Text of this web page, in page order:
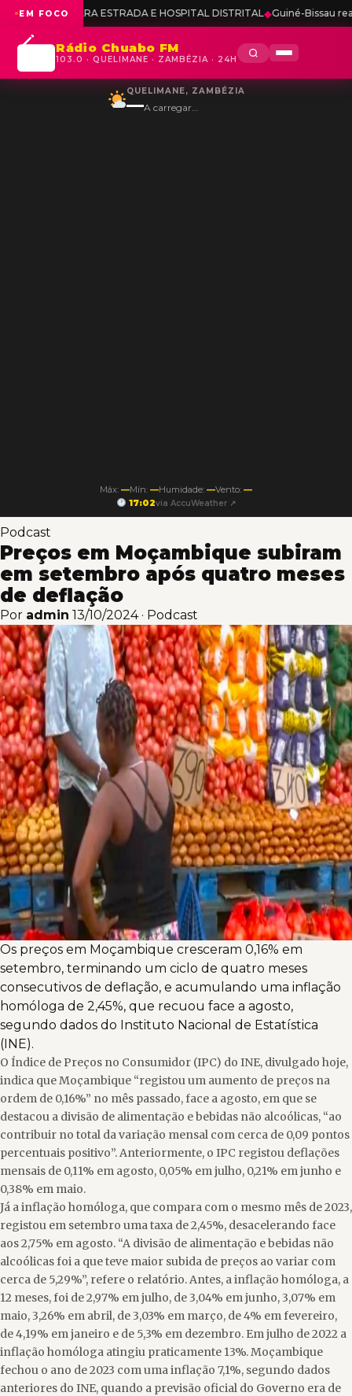
EM FOCOE HOSPITAL DISTRITAL ◆Guiné-Bissau reafirma apoio firme e
Rádio Chuabo FM
103.0 · QUELIMANE · ZAMBÉZIA · 24H
QUELIMANE, ZAMBÉZIA
—A carregar...
Máx: —Mín: —Humidade: —Vento: —
17:02via AccuWeather ↗
Podcast
Preços em Moçambique subiram
em setembro após quatro meses
de deflação
Por admin 13/10/2024 · Podcast
Os preços em Moçambique cresceram 0,16% em
setembro, terminando um ciclo de quatro meses
consecutivos de deflação, e acumulando uma inflação
homóloga de 2,45%, que recuou face a agosto,
segundo dados do Instituto Nacional de Estatística
(INE).
O Índice de Preços no Consumidor (IPC) do INE, divulgado hoje,
indica que Moçambique “registou um aumento de preços na
ordem de 0,16%” no mês passado, face a agosto, em que se
destacou a divisão de alimentação e bebidas não alcoólicas, “ao
contribuir no total da variação mensal com cerca de 0,09 pontos
percentuais positivo”. Anteriormente, o IPC registou deflações
mensais de 0,11% em agosto, 0,05% em julho, 0,21% em junho e
0,38% em maio.
Já a inflação homóloga, que compara com o mesmo mês de 2023,
registou em setembro uma taxa de 2,45%, desacelerando face
aos 2,75% em agosto. “A divisão de alimentação e bebidas não
alcoólicas foi a que teve maior subida de preços ao variar com
cerca de 5,29%”, refere o relatório. Antes, a inflação homóloga, a
12 meses, foi de 2,97% em julho, de 3,04% em junho, 3,07% em
maio, 3,26% em abril, de 3,03% em março, de 4% em fevereiro,
de 4,19% em janeiro e de 5,3% em dezembro. Em julho de 2022 a
inflação homóloga atingiu praticamente 13%. Moçambique
fechou o ano de 2023 com uma inflação 7,1%, segundo dados
anteriores do INE, quando a previsão oficial do Governo era de